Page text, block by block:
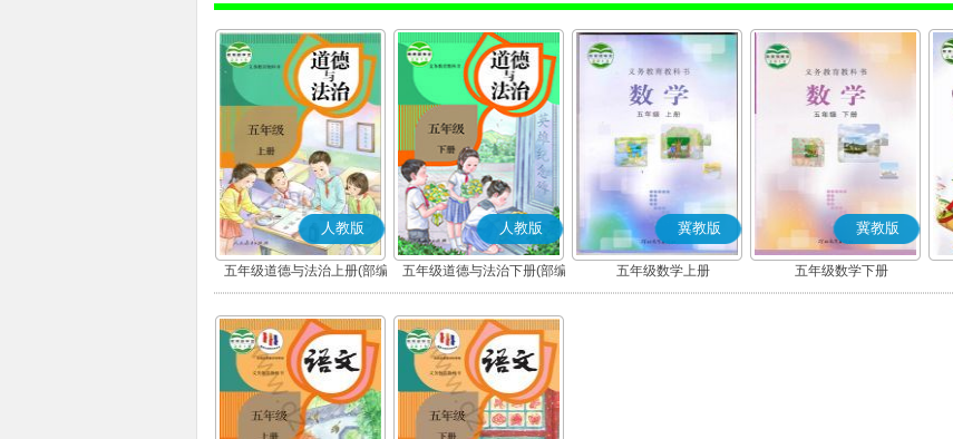
人教版
五年级道德与法治上册(部编
版)
人教版
五年级道德与法治下册(部编
版)
冀教版
五年级数学上册
冀教版
五年级数学下册